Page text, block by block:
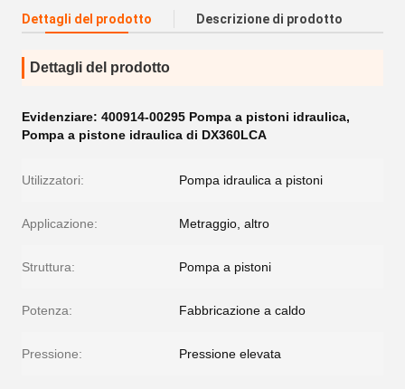
Dettagli del prodotto Descrizione di prodotto
Dettagli del prodotto
Evidenziare: 400914-00295 Pompa a pistoni idraulica,
Pompa a pistone idraulica di DX360LCA
Utilizzatori: Pompa idraulica a pistoni
Applicazione: Metraggio, altro
Struttura: Pompa a pistoni
Potenza: Fabbricazione a caldo
Pressione: Pressione elevata